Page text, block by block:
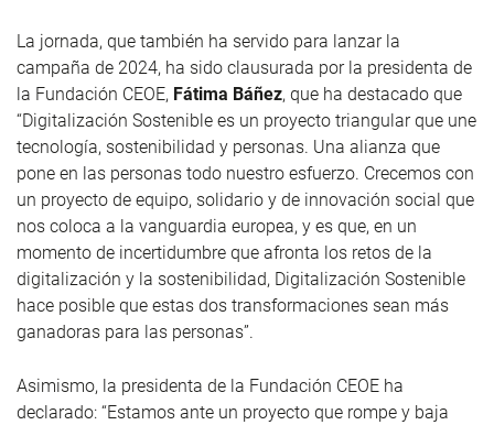
La jornada, que también ha servido para lanzar la
campaña de 2024, ha sido clausurada por la presidenta de
la Fundación CEOE, Fátima Báñez, que ha destacado que
“Digitalización Sostenible es un proyecto triangular que une
tecnología, sostenibilidad y personas. Una alianza que
pone en las personas todo nuestro esfuerzo. Crecemos con
un proyecto de equipo, solidario y de innovación social que
nos coloca a la vanguardia europea, y es que, en un
momento de incertidumbre que afronta los retos de la
digitalización y la sostenibilidad, Digitalización Sostenible
hace posible que estas dos transformaciones sean más
ganadoras para las personas”.
Asimismo, la presidenta de la Fundación CEOE ha
declarado: “Estamos ante un proyecto que rompe y baja